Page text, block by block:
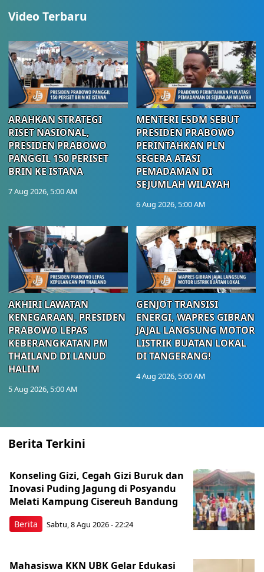
Video Terbaru
ARAHKAN STRATEGI
RISET NASIONAL,
PRESIDEN PRABOWO
PANGGIL 150 PERISET
BRIN KE ISTANA
7 Aug 2026, 5:00 AM
MENTERI ESDM SEBUT
PRESIDEN PRABOWO
PERINTAHKAN PLN
SEGERA ATASI
PEMADAMAN DI
SEJUMLAH WILAYAH
6 Aug 2026, 5:00 AM
AKHIRI LAWATAN
KENEGARAAN, PRESIDEN
PRABOWO LEPAS
KEBERANGKATAN PM
THAILAND DI LANUD
HALIM
5 Aug 2026, 5:00 AM
GENJOT TRANSISI
ENERGI, WAPRES GIBRAN
JAJAL LANGSUNG MOTOR
LISTRIK BUATAN LOKAL
DI TANGERANG!
4 Aug 2026, 5:00 AM
Berita Terkini
Berita
Konseling Gizi, Cegah Gizi Buruk dan
Inovasi Puding Jagung di Posyandu
Melati Kampung Cisereuh Bandung
Sabtu, 8 Agu 2026 - 22:24
Mahasiswa KKN UBK Gelar Edukasi